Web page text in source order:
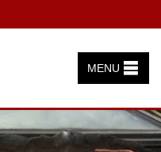
MENU